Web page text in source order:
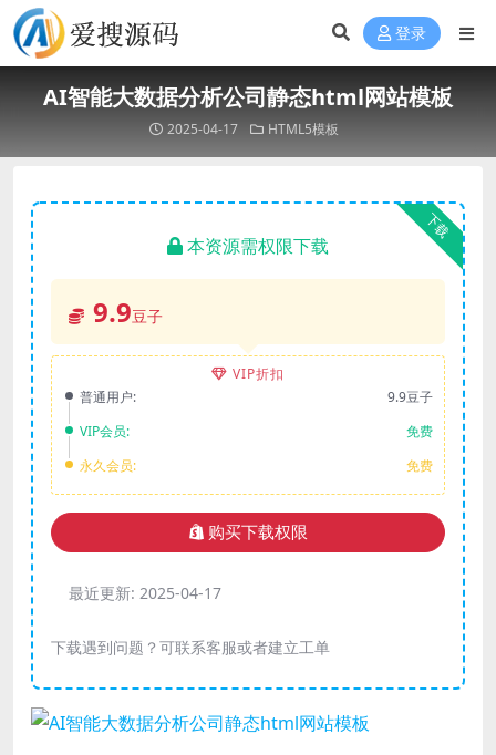
登录
AI智能大数据分析公司静态html网站模板
2025-04-17 HTML5模板
下载
本资源需权限下载
9.9豆子
VIP折扣
普通用户:
9.9豆子
VIP会员:
免费
永久会员:
免费
购买下载权限
最近更新: 2025-04-17
下载遇到问题？可联系客服或者建立工单